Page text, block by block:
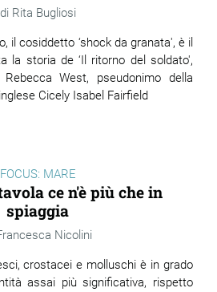
Rita Bugliosi
il cosiddetto ‘shock da granata', è il
la storia de ‘Il ritorno del soldato',
West, pseudonimo della
Cicely Isabel Fairfield
FOCUS: MARE
ce n'è più che in
spiaggia
Nicolini
crostacei e molluschi è in grado
assai più significativa, rispetto